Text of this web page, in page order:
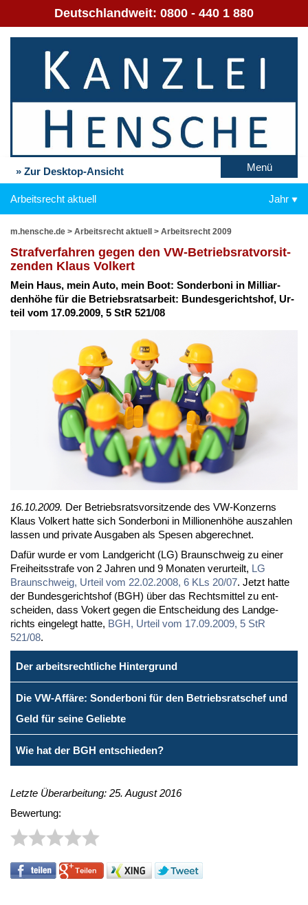
Deutschlandweit: 0800 - 440 1 880
» Zur Desktop-Ansicht Menü
Arbeitsrecht aktuell Jahr
m.hensche.de > Arbeitsrecht aktuell > Arbeitsrecht 2009
Straf­ver­fah­ren ge­gen den VW-Be­triebs­rat­vor­sit­
zen­den Klaus Vol­kert
Mein Haus, mein Au­to, mein Boot: Son­der­bo­ni in Mil­li­ar­
den­hö­he für die Be­triebs­rats­ar­beit: Bun­des­ge­richts­hof, Ur­
teil vom 17.09.2009, 5 StR 521/08
16.10.2009. Der Be­triebs­rats­vor­sit­zen­de des VW-Kon­zerns
Klaus Vol­kert hat­te sich Son­der­bo­ni in Mil­lio­nen­hö­he aus­zah­len
las­sen und pri­va­te Aus­ga­ben als Spe­sen ab­ge­rech­net.
Da­für wur­de er vom Land­ge­richt (LG) Braun­schweig zu ei­ner
Frei­heits­stra­fe von 2 Jah­ren und 9 Mo­na­ten ver­ur­teilt, LG
Braun­schweig, Ur­teil vom 22.02.2008, 6 KLs 20/07. Jetzt hat­te
der Bun­des­ge­richts­hof (BGH) über das Rechts­mit­tel zu ent­
schei­den, dass Vo­kert ge­gen die Ent­schei­dung des Land­ge­
richts ein­ge­legt hat­te, BGH, Ur­teil vom 17.09.2009, 5 StR
521/08.
Der arbeitsrechtliche Hintergrund
Die VW-Affäre: Sonderboni für den Betriebsratschef und
Geld für seine Geliebte
Wie hat der BGH entschieden?
Letzte Überarbeitung: 25. August 2016
Bewertung: